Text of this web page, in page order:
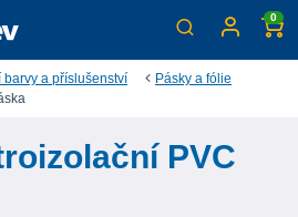
0
barvy a příslušenství
Pásky a fólie
PVC